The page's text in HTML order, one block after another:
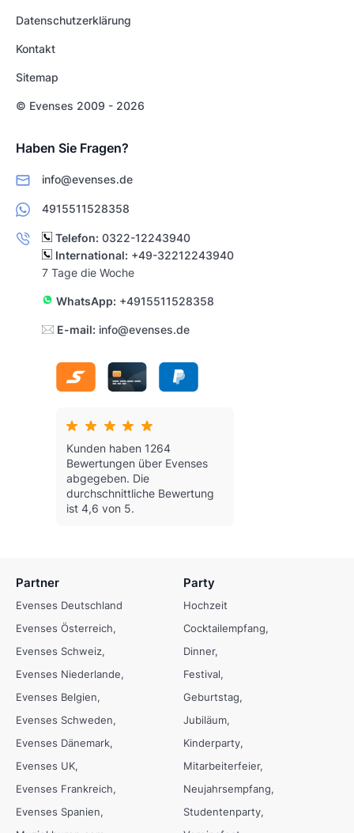
Datenschutzerklärung
Kontakt
Sitemap
© Evenses 2009 - 2026
Haben Sie Fragen?
info@evenses.de
4915511528358
Telefon: 0322-12243940
International: +49-32212243940
7 Tage die Woche
WhatsApp: +4915511528358
E-mail: info@evenses.de
Kunden haben 1264
Bewertungen über Evenses
abgegeben. Die
durchschnittliche Bewertung
ist 4,6 von 5.
Partner
Evenses Deutschland
Evenses Österreich
Evenses Schweiz
Evenses Niederlande
Evenses Belgien
Evenses Schweden
Evenses Dänemark
Evenses UK
Evenses Frankreich
Evenses Spanien
Party
Hochzeit
Cocktailempfang
Dinner
Festival
Geburtstag
Jubiläum
Kinderparty
Mitarbeiterfeier
Neujahrsempfang
Studentenparty